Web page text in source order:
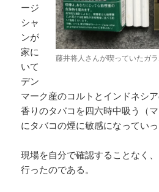
藤井将人さんが喫っていたガ
ージ
シャ
ンが
家に
いて
デン
マーク産のコルトとインドネシ
香りのタバコを四六時中吸う（
にタバコの煙に敏感になっていっ
現場を自分で確認することなく
行ったのである。